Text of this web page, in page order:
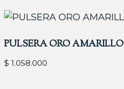
PULSERA ORO AMARILLO
$ 1.058.000